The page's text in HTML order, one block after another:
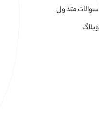
سوالات متداول
وبلاگ